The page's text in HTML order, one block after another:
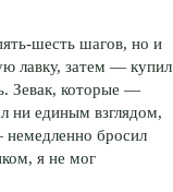
шесть шагов, но и
лавку, затем — купил
Зевак, которые —
ни единым взглядом,
немедленно бросил
я не мог